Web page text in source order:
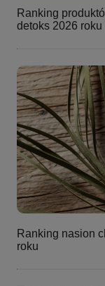
Ranking
detoks 2026 roku
Ranking nasion
roku